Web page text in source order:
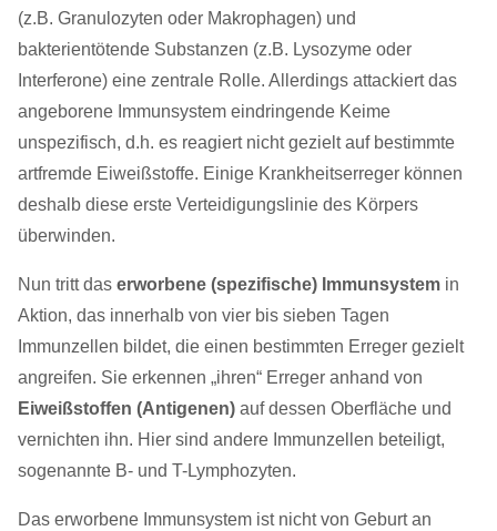
(z.B. Granulozyten oder Makrophagen) und
bakterientötende Substanzen (z.B. Lysozyme oder
Interferone) eine zentrale Rolle. Allerdings attackiert das
angeborene Immunsystem eindringende Keime
unspezifisch, d.h. es reagiert nicht gezielt auf bestimmte
artfremde Eiweißstoffe. Einige Krankheitserreger können
deshalb diese erste Verteidigungslinie des Körpers
überwinden.
Nun tritt das erworbene (spezifische) Immunsystem in
Aktion, das innerhalb von vier bis sieben Tagen
Immunzellen bildet, die einen bestimmten Erreger gezielt
angreifen. Sie erkennen „ihren“ Erreger anhand von
Eiweißstoffen (Antigenen) auf dessen Oberfläche und
vernichten ihn. Hier sind andere Immunzellen beteiligt,
sogenannte B- und T-Lymphozyten.
Das erworbene Immunsystem ist nicht von Geburt an